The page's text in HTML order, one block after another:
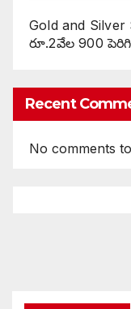
Gold and
రూ.2వేల 900
Recent
No comments